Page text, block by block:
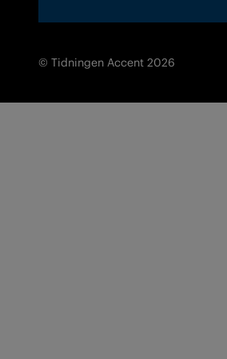
© Tidningen Accent 2026